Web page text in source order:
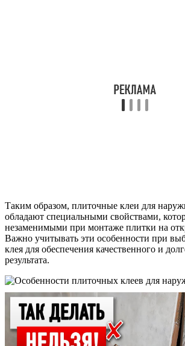
Таким образом, плиточные клеи для
обладают специальными свойствами,
незаменимыми при монтаже плитки на
Важно учитывать эти особенности при
клея для обеспечения качественного и
результата.